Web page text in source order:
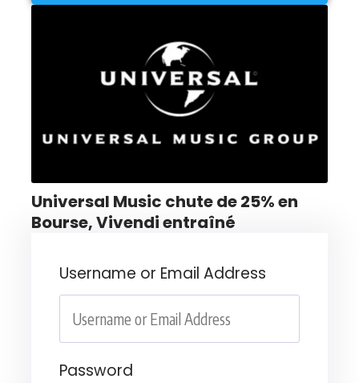
Universal Music chute de 25% en
Bourse, Vivendi entraîné
Username or Email Address
Password